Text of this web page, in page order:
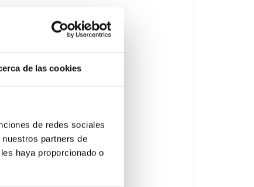
de las cookies
de redes sociales
partners de
haya proporcionado o